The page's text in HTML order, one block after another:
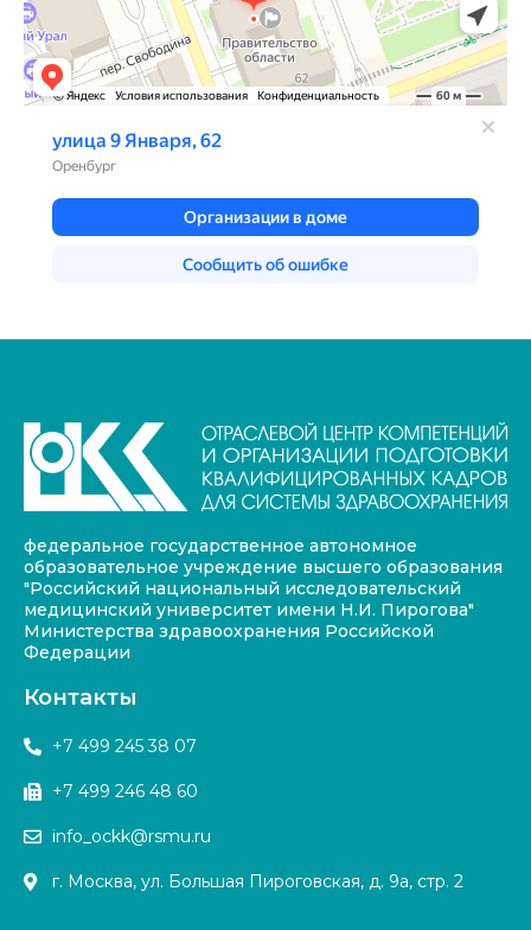
федеральное государственное автономное
образовательное учреждение высшего образования
"Российский национальный исследовательский
медицинский университет имени Н.И. Пирогова"
Министерства здравоохранения Российской
Федерации
Контакты
+7 499 245 38 07
+7 499 246 48 60
info_ockk@rsmu.ru
г. Москва, ул. Большая Пироговская, д. 9а, стр. 2